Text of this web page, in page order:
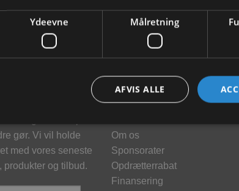
gør. Vi vil holde
med vores seneste
produkter og tilbud.
Information
Kontakt
Om os
Sponsorater
Opdrætterrabat
Finansering
Ydeevne Målretning
AFVIS ALLE